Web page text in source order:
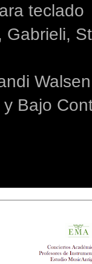
teclado
Walsen
Bajo